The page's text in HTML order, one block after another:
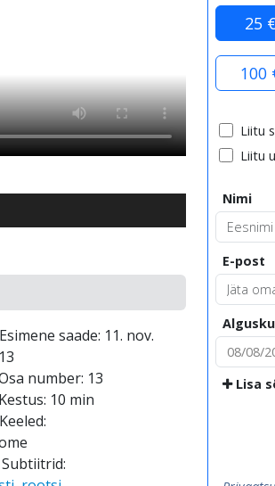
saade: 11. nov.
number: 13
10 min
25 €
100
Liitu
Liitu
Nimi
E-post
Lisa